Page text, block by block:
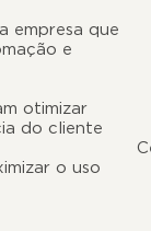
empresa que
e
otimizar
do cliente
o uso